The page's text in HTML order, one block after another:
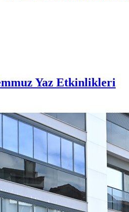
Yaz Etkinlikleri